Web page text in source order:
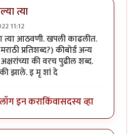
त्या
11:12
त्या आठवणी. खपली काढलीत.
प्रतिशब्द?) कीबोर्ड अन्य
की वरच पुढील शब्द.
झाले. इ मृ शां दे
लॉग इन कराकिंवासदस्य व्हा